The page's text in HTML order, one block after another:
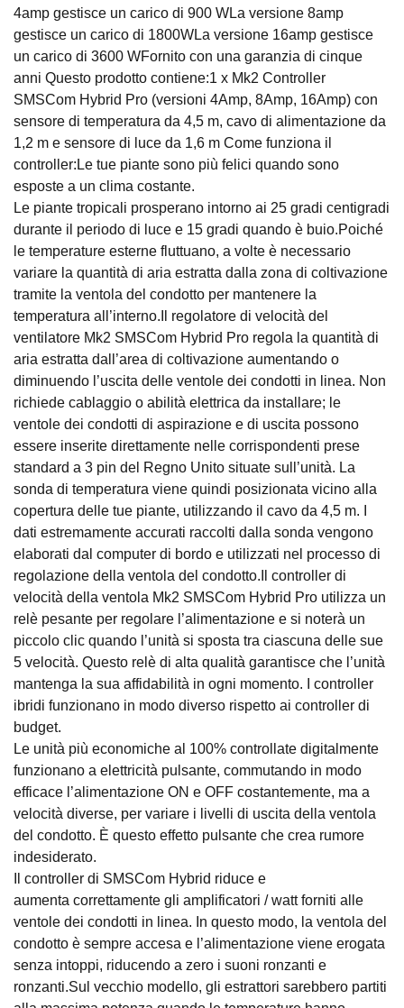
4amp gestisce un carico di 900 WLa versione 8amp
gestisce un carico di 1800WLa versione 16amp gestisce
un carico di 3600 WFornito con una garanzia di cinque
anni Questo prodotto contiene:1 x Mk2 Controller
SMSCom Hybrid Pro (versioni 4Amp, 8Amp, 16Amp) con
sensore di temperatura da 4,5 m, cavo di alimentazione da
1,2 m e sensore di luce da 1,6 m Come funziona il
controller:Le tue piante sono più felici quando sono
esposte a un clima costante.
Le piante tropicali prosperano intorno ai 25 gradi centigradi
durante il periodo di luce e 15 gradi quando è buio.Poiché
le temperature esterne fluttuano, a volte è necessario
variare la quantità di aria estratta dalla zona di coltivazione
tramite la ventola del condotto per mantenere la
temperatura all’interno.Il regolatore di velocità del
ventilatore Mk2 SMSCom Hybrid Pro regola la quantità di
aria estratta dall’area di coltivazione aumentando o
diminuendo l’uscita delle ventole dei condotti in linea. Non
richiede cablaggio o abilità elettrica da installare; le
ventole dei condotti di aspirazione e di uscita possono
essere inserite direttamente nelle corrispondenti prese
standard a 3 pin del Regno Unito situate sull’unità. La
sonda di temperatura viene quindi posizionata vicino alla
copertura delle tue piante, utilizzando il cavo da 4,5 m. I
dati estremamente accurati raccolti dalla sonda vengono
elaborati dal computer di bordo e utilizzati nel processo di
regolazione della ventola del condotto.Il controller di
velocità della ventola Mk2 SMSCom Hybrid Pro utilizza un
relè pesante per regolare l’alimentazione e si noterà un
piccolo clic quando l’unità si sposta tra ciascuna delle sue
5 velocità. Questo relè di alta qualità garantisce che l’unità
mantenga la sua affidabilità in ogni momento. I controller
ibridi funzionano in modo diverso rispetto ai controller di
budget.
Le unità più economiche al 100% controllate digitalmente
funzionano a elettricità pulsante, commutando in modo
efficace l’alimentazione ON e OFF costantemente, ma a
velocità diverse, per variare i livelli di uscita della ventola
del condotto. È questo effetto pulsante che crea rumore
indesiderato.
Il controller di SMSCom Hybrid riduce e
aumenta correttamente gli amplificatori / watt forniti alle
ventole dei condotti in linea. In questo modo, la ventola del
condotto è sempre accesa e l’alimentazione viene erogata
senza intoppi, riducendo a zero i suoni ronzanti e
ronzanti.Sul vecchio modello, gli estrattori sarebbero partiti